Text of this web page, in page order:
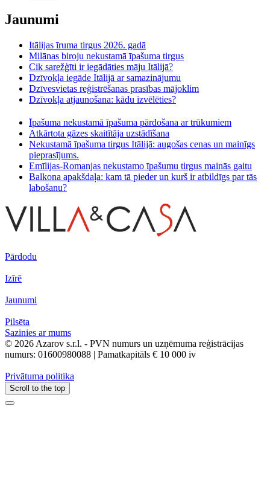
Jaunumi
Itālijas īruma tirgus 2026. gadā
Milānas biroju nekustamā īpašuma tirgus
Cik sarežģīti ir iegādāties māju Itālijā?
Dzīvokļa iegāde Itālijā ar samazinājumu
Dzīvesvietas reģistrēšanas prasības mājoklim
Dzīvokļa atjaunošana: kādu izvēlēties?
Īpašuma nekustamā īpašuma pārdošana ar trūkumiem
Atkārtota gāzes skaitītāja uzstādīšana
Nekustamā īpašuma tirgus Itālijā: augošas cenas un mainīgs
pieprasījums.
Emīlijas-Romanjas nekustamo īpašumu tirgus mainās gaitu
Balkona apakšdaļa: kam tā pieder un kurš ir atbildīgs par tās
labošanu?
Pārdodu
Izīrē
Jaunumi
Pilsēta
Sazinies ar mums
© 2026 Azarov s.r.l. - PVN numurs un uzņēmuma reģistrācijas
numurs: 01600980088 | Pamatkapitāls € 10 000 iv
Privātuma politika
Scroll to the top